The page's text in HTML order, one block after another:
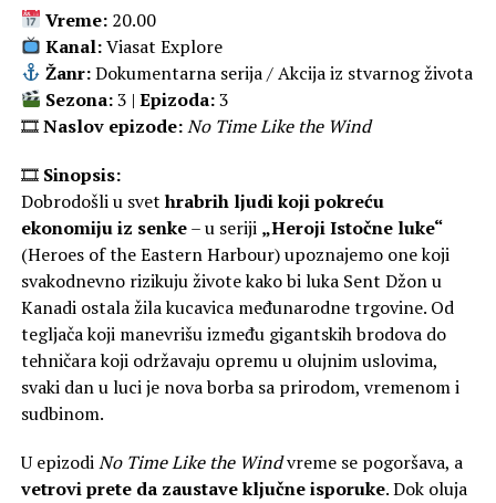
Vreme:20.00
Kanal:Viasat Explore
Žanr:Dokumentarna serija / Akcija iz stvarnog života
Sezona:3 | Epizoda:3
🎞Naslov epizode:No Time Like the Wind
🎞 Sinopsis:
Dobrodošli u svethrabrih ljudi koji pokreću
ekonomiju iz senke– u seriji „Heroji Istočne luke“
(Heroes of the Eastern Harbour) upoznajemo one koji
svakodnevno rizikuju živote kako bi luka Sent Džon u
Kanadi ostala žila kucavica međunarodne trgovine. Od
tegljača koji manevrišu između gigantskih brodova do
tehničara koji održavaju opremu u olujnim uslovima,
svaki dan u luci je nova borba sa prirodom, vremenom i
sudbinom.
U epizodiNo Time Like the Windvreme se pogoršava, a
vetrovi prete da zaustave ključne isporuke. Dok oluja